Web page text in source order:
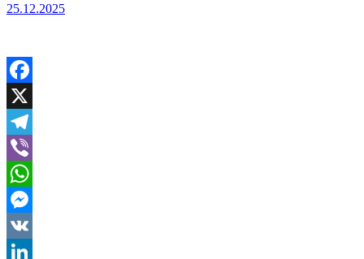
25.12.2025
Facebook
X
Telegram
Viber
WhatsApp
Messenger
VK